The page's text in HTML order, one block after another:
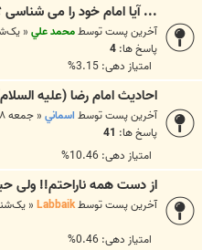
... آیا امام خود را می شناسی ؟
آخرین پست توسطمحمد علي« یک‌شنبه ۱۳ دی
پاسخ ها: 4
امتیاز دهی: 3.15%
احاديث امام رضا (علیه السلام)
آخرین پست توسطاسماني« جمعه ۸ آبان ۱۳۸۸, ۳:۴۷ ب.ظ
پاسخ ها: 41
امتیاز دهی: 10.46%
از دست همه ناراحتم!! ولی
آخرین پست توسطLabbaik
« یک‌شنبه ۳ خرداد
امتیاز دهی: 0.46%